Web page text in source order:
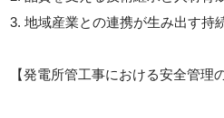
3. 地域産業との連携が生み出す持
【発電所管工事における安全管理